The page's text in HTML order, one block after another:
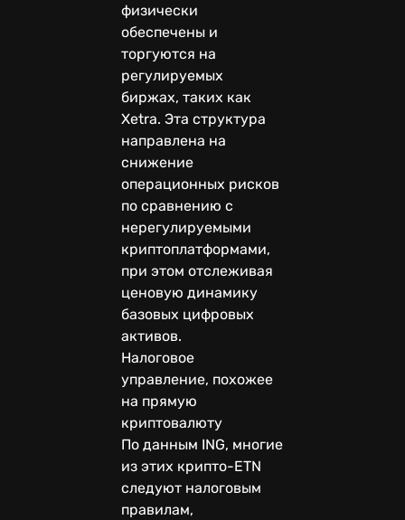
физически
обеспечены и
торгуются на
регулируемых
биржах, таких как
Xetra. Эта структура
направлена на
снижение
операционных рисков
по сравнению с
нерегулируемыми
криптоплатформами,
при этом отслеживая
ценовую динамику
базовых цифровых
активов.
Налоговое
управление, похожее
на прямую
криптовалюту
По данным ING, многие
из этих крипто-ETN
следуют налоговым
правилам,